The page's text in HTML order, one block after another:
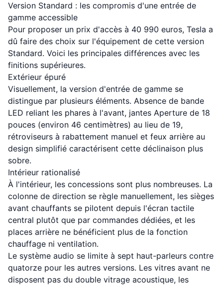
Version Standard : les compromis d'une entrée de
gamme accessible
Pour proposer un prix d'accès à 40 990 euros, Tesla a
dû faire des choix sur l'équipement de cette version
Standard. Voici les principales différences avec les
finitions supérieures.
Extérieur épuré
Visuellement, la version d'entrée de gamme se
distingue par plusieurs éléments. Absence de bande
LED reliant les phares à l'avant, jantes Aperture de 18
pouces (environ 46 centimètres) au lieu de 19,
rétroviseurs à rabattement manuel et feux arrière au
design simplifié caractérisent cette déclinaison plus
sobre.
Intérieur rationalisé
À l'intérieur, les concessions sont plus nombreuses. La
colonne de direction se règle manuellement, les sièges
avant chauffants se pilotent depuis l'écran tactile
central plutôt que par commandes dédiées, et les
places arrière ne bénéficient plus de la fonction
chauffage ni ventilation.
Le système audio se limite à sept haut-parleurs contre
quatorze pour les autres versions. Les vitres avant ne
disposent pas du double vitrage acoustique, les